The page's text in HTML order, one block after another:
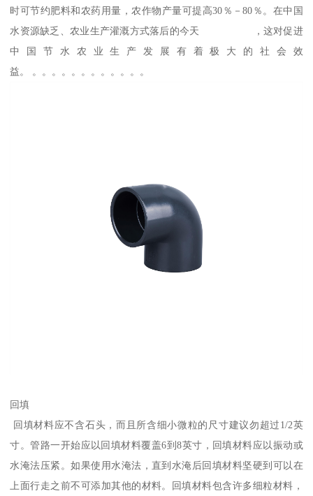
时可节约肥料和农药用量，农作物产量可提高30％－80％。在中国
水资源缺乏、农业生产灌溉方式落后的今天 ，这对促进
中国节水农业生产发展有着极大的社会效
益。 。。。。。。。。。。。。
回填
回填材料应不含石头，而且所含细小微粒的尺寸建议勿超过1/2英
寸。管路一开始应以回填材料覆盖6到8英寸，回填材料应以振动或
水淹法压紧。如果使用水淹法，直到水淹后回填材料坚硬到可以在
上面行走之前不可添加其他的材料。回填材料包含许多细粒材料，